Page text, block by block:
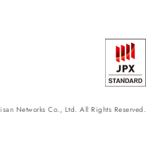
Networks Co., Ltd. All Rights Reserved.